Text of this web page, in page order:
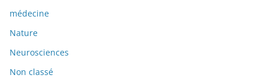
médecine
Nature
Neurosciences
Non classé